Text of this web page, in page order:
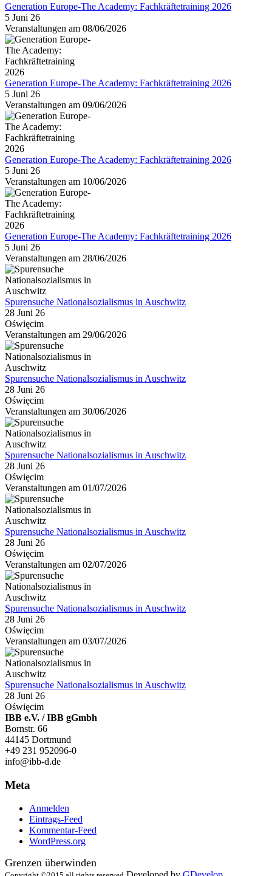
Generation Europe-The Academy: Fachkräftetraining 2026
5 Juni 26
Veranstaltungen am 08/06/2026
Generation Europe-The Academy: Fachkräftetraining 2026
5 Juni 26
Veranstaltungen am 09/06/2026
Generation Europe-The Academy: Fachkräftetraining 2026
5 Juni 26
Veranstaltungen am 10/06/2026
Generation Europe-The Academy: Fachkräftetraining 2026
5 Juni 26
Veranstaltungen am 28/06/2026
Spurensuche Nationalsozialismus in Auschwitz
28 Juni 26
Oświęcim
Veranstaltungen am 29/06/2026
Spurensuche Nationalsozialismus in Auschwitz
28 Juni 26
Oświęcim
Veranstaltungen am 30/06/2026
Spurensuche Nationalsozialismus in Auschwitz
28 Juni 26
Oświęcim
Veranstaltungen am 01/07/2026
Spurensuche Nationalsozialismus in Auschwitz
28 Juni 26
Oświęcim
Veranstaltungen am 02/07/2026
Spurensuche Nationalsozialismus in Auschwitz
28 Juni 26
Oświęcim
Veranstaltungen am 03/07/2026
Spurensuche Nationalsozialismus in Auschwitz
28 Juni 26
Oświęcim
IBB e.V. / IBB gGmbh
Bornstr. 66
44145 Dortmund
+49 231 952096-0
info@ibb-d.de
Meta
Anmelden
Eintrags-Feed
Kommentar-Feed
WordPress.org
Grenzen überwinden